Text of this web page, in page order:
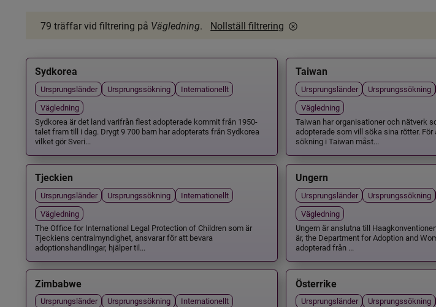
79 träffarvid filtrering på Vägledning. Nollställ filtrering
Sydkorea
Ursprungsländer Ursprungssökning
Internationellt
Vägledning
Sydkorea är det land varifrån flest adopterade kommit från 1950-
talet fram till i dag. Drygt 9 700 barn har adopterats från Sydkorea
vilket gör Sveri...
Taiwan
Ursprungsländer Ursprungssökning
Vägledning
Taiwan har organisationer och nätverk
adopterade som vill söka sina rötter.
sökning i Taiwan måst...
Tjeckien
Ursprungsländer Ursprungssökning
Internationellt
Vägledning
The Office for International Legal Protection of Children som är
Tjeckiens centralmyndighet, ansvarar för att bevara
adoptionshandlingar, hjälper til...
Ungern
Ursprungsländer Ursprungssökning
Vägledning
Ungern är anslutna till
är, the Department for Adoption and
adopterad från ...
Zimbabwe
Ursprungsländer Ursprungssökning
Internationellt
Österrike
Ursprungsländer Ursprungssökning